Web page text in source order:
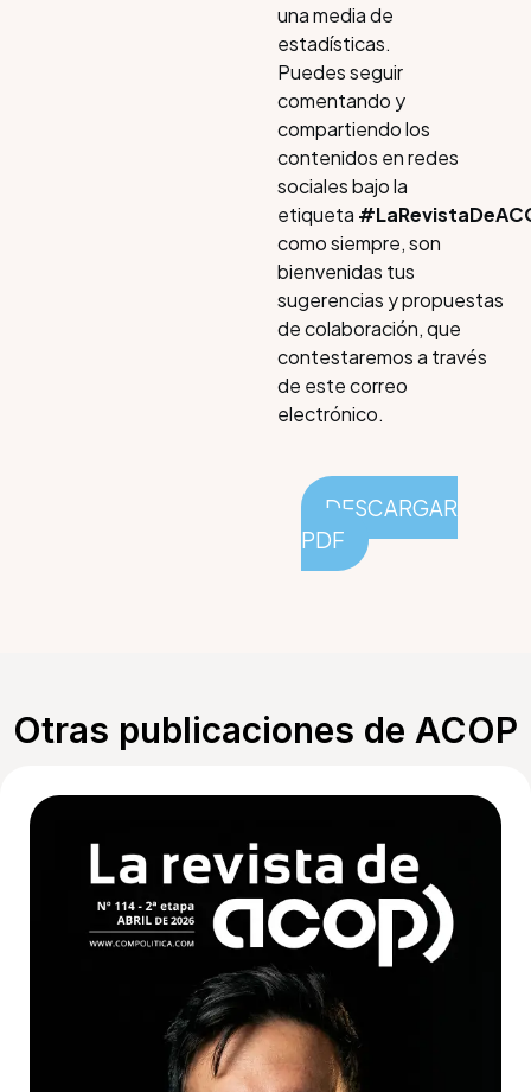
una media de
estadísticas.
Puedes seguir
comentando y
compartiendo los
contenidos en redes
sociales bajo la
etiqueta
como siempre, son
bienvenidas tus
sugerencias y propuestas
de colaboración, que
contestaremos a través
de este correo
electrónico.
DESCARGAR
PDF
Otras publicaciones de ACOP